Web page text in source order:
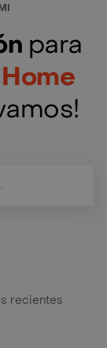
para
recientes